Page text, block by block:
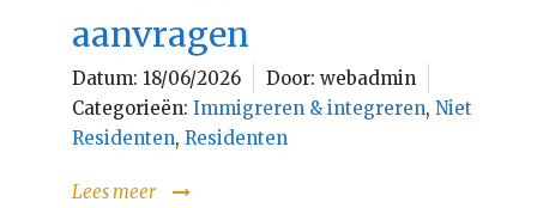
aanvragen
Datum: 18/06/2026 Door: webadmin
Categorieën: Immigreren & integreren, Niet
Residenten, Residenten
Lees meer